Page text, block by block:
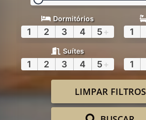
Dormitórios
1 2 3 4 5+ 1
Suítes
1 2 3 4 5+ 1
LIMPAR FILTROS